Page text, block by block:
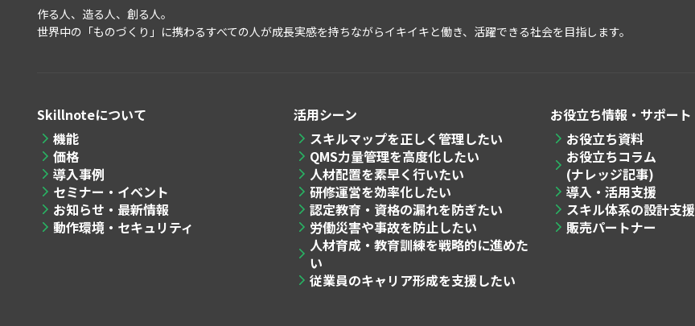
作る人、造る人、創る人。
世界中の「ものづくり」に携わるすべての人が成長実感を持ちながらイキイキと働き、活躍できる社会を目指します。
Skillnoteについて
機能
価格
導入事例
セミナー・イベント
お知らせ・最新情報
動作環境・セキュリティ
活用シーン
スキルマップを正しく管理したい
QMS力量管理を高度化したい
人材配置を素早く行いたい
研修運営を効率化したい
認定教育・資格の漏れを防ぎたい
労働災害や事故を防止したい
人材育成・教育訓練を戦略的に進めた
い
従業員のキャリア形成を支援したい
お役立ち情報・サポート
お役立ち資料
お役立ちコラム
(ナレッジ記事)
導入・活用支援
スキル体系の設計支援
販売パートナー